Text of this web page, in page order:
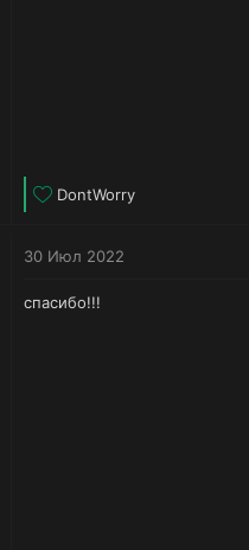
Л
к
:
DontWorry
30 Июл 2022
спасибо!!!